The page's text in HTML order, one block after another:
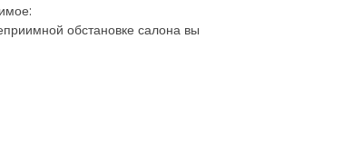
обстановке салона вы